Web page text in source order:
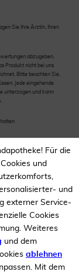
Sie Ihre Ärztin, Ihren
abzugeben.
Produkt nicht bei uns
Bitte beachten Sie,
Jede eingehende
unterzogen und kann
Für die
und
und
externer Service-
Cookies
Weiteres
und dem
ablehnen
Mit dem